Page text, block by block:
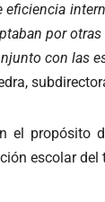
por
con las
el
escolar